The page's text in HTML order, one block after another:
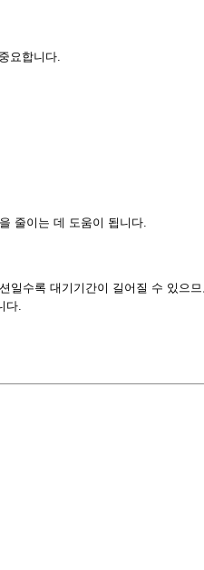
요합니다.
줄이는 데 도움이 됩니다.
수록 대기기간이 길어질 수 있으
다.